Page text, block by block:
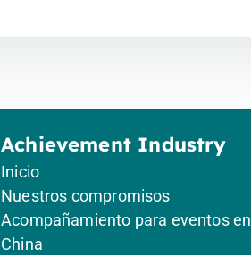
Achievement Industry
Inicio
Nuestros compromisos
Acompañamiento para eventos en
China